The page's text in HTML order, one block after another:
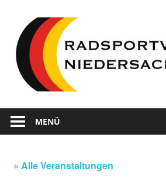
springen
sind
Radsport
Niedersachsen
MENÜ
« Alle Veranstaltungen